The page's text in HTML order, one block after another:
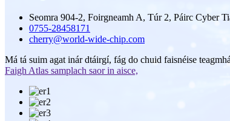
Seomra 904-2, Foirgneamh A, Túr 2, Páirc Cyber
0755-28458171
cherry@world-wide-chip.com
Má tá suim agat inár dtáirgí, fág do chuid faisnéise
Faigh Atlas samplach saor in aisce,